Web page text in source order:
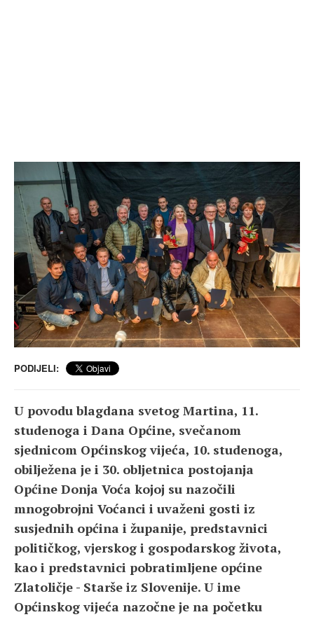
PODIJELI:
U povodu blagdana svetog Martina, 11.
studenoga i Dana Općine, svečanom
sjednicom Općinskog vijeća, 10. studenoga,
obilježena je i 30. obljetnica postojanja
Općine Donja Voća kojoj su nazočili
mnogobrojni Voćanci i uvaženi gosti iz
susjednih općina i županije, predstavnici
političkog, vjerskog i gospodarskog života,
kao i predstavnici pobratimljene općine
Zlatoličje - Starše iz Slovenije. U ime
Općinskog vijeća nazočne je na početku